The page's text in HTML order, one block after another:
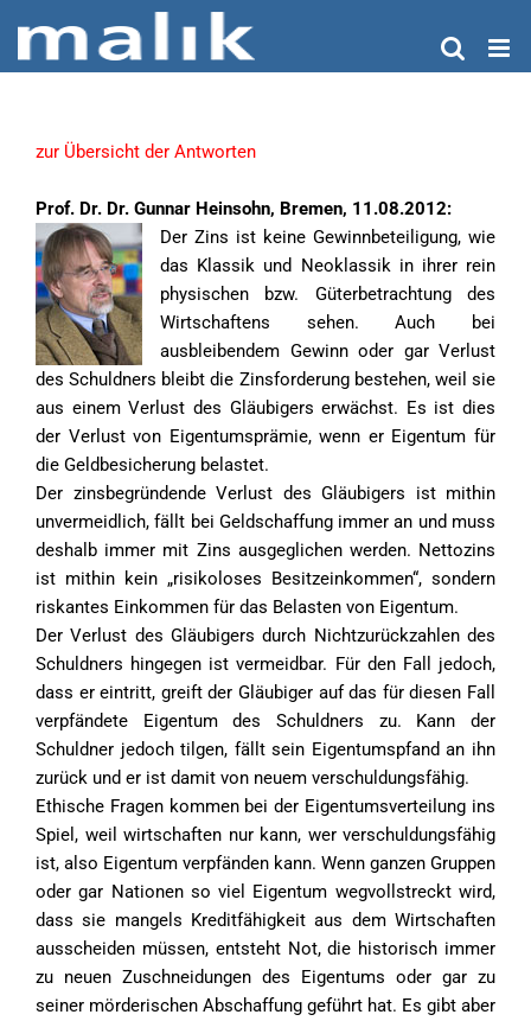
Inhalt
springen
zur Übersicht der Antworten
Prof. Dr. Dr. Gunnar Heinsohn, Bremen, 11.08.2012:
Der Zins ist keine Gewinnbeteiligung, wie
das Klassik und Neoklassik in ihrer rein
physischen bzw. Güterbetrachtung des
Wirtschaftens sehen. Auch bei
ausbleibendem Gewinn oder gar Verlust
des Schuldners bleibt die Zinsforderung bestehen, weil sie
aus einem Verlust des Gläubigers erwächst. Es ist dies
der Verlust von Eigentumsprämie, wenn er Eigentum für
die Geldbesicherung belastet.
Der zinsbegründende Verlust des Gläubigers ist mithin
unvermeidlich, fällt bei Geldschaffung immer an und muss
deshalb immer mit Zins ausgeglichen werden. Nettozins
ist mithin kein „risikoloses Besitzeinkommen“, sondern
riskantes Einkommen für das Belasten von Eigentum.
Der Verlust des Gläubigers durch Nichtzurückzahlen des
Schuldners hingegen ist vermeidbar. Für den Fall jedoch,
dass er eintritt, greift der Gläubiger auf das für diesen Fall
verpfändete Eigentum des Schuldners zu. Kann der
Schuldner jedoch tilgen, fällt sein Eigentumspfand an ihn
zurück und er ist damit von neuem verschuldungsfähig.
Ethische Fragen kommen bei der Eigentumsverteilung ins
Spiel, weil wirtschaften nur kann, wer verschuldungsfähig
ist, also Eigentum verpfänden kann. Wenn ganzen Gruppen
oder gar Nationen so viel Eigentum wegvollstreckt wird,
dass sie mangels Kreditfähigkeit aus dem Wirtschaften
ausscheiden müssen, entsteht Not, die historisch immer
zu neuen Zuschneidungen des Eigentums oder gar zu
seiner mörderischen Abschaffung geführt hat. Es gibt aber